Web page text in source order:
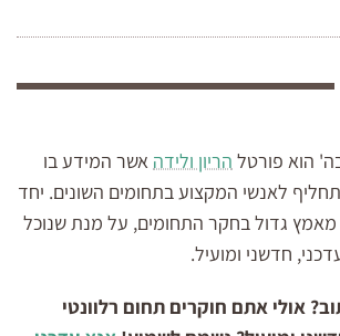
הוא פורטל הריון ולידה אשר המידע בו
תחליף לאנשי המקצוע בתחומים השונים. יחד
מאמץ גדול בחקר התחומים, על מנת שנוכל
חדשני ומועיל.
אולי אתם חוקרים תחום רלוונטי